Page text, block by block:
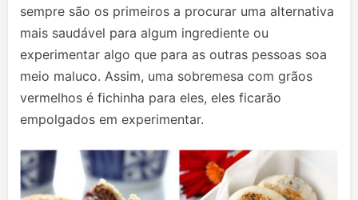
sempre são os primeiros a procurar uma alternativa
mais saudável para algum ingrediente ou
experimentar algo que para as outras pessoas soa
meio maluco. Assim, uma sobremesa com grãos
vermelhos é fichinha para eles, eles ficarão
empolgados em experimentar.